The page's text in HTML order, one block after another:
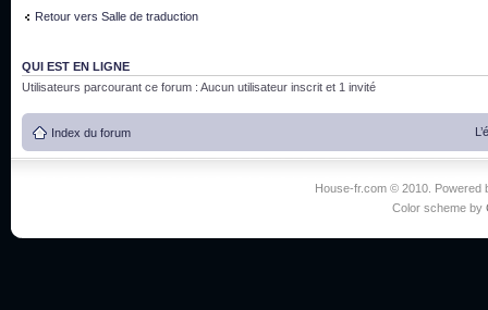
Retour vers Salle de traduction
QUI EST EN LIGNE
Utilisateurs parcourant ce forum : Aucun utilisateur inscrit et 1 invité
Index du forum
House-fr.com © 2010. Powered
Color scheme by